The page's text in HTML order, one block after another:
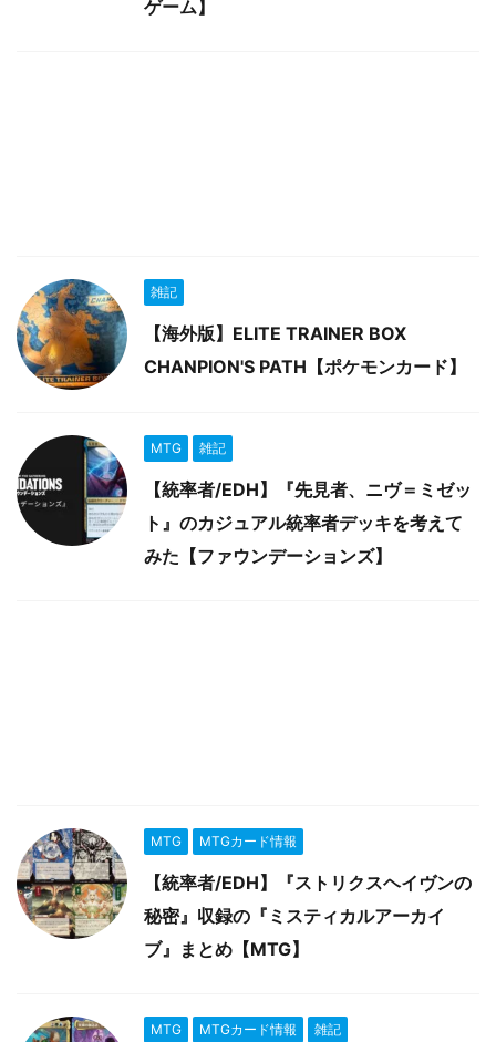
ゲーム】
雑記
【海外版】ELITE TRAINER BOX
CHANPION'S PATH【ポケモンカード】
MTG 雑記
【統率者/EDH】『先見者、ニヴ＝ミゼッ
ト』のカジュアル統率者デッキを考えて
みた【ファウンデーションズ】
MTG MTGカード情報
【統率者/EDH】『ストリクスヘイヴンの
秘密』収録の『ミスティカルアーカイ
ブ』まとめ【MTG】
MTG MTGカード情報 雑記